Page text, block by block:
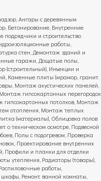
Ангары с деревянным
Бетонирование, Внутренние
подрядчики и строительство
работы,
стен, Демонтаж зданий и
гаражи, Дощатые полы,
(строительный), Инъекции и
Каменные плиты (мрамор, гранит
Монтаж акустических панелей,
гипсокартонных перегородок
гипсокартонных потолков, Монтаж
отопления, Монтаж теплых
(материалы), Облицовка полов
о техническом осмотре, Подвесной
Полы с подогревом, Проверка
Проектирование внутренних
Профили и планки для отделки
утепления, Радиаторы (товары),
работы,
Ремонт ванной комнаты,